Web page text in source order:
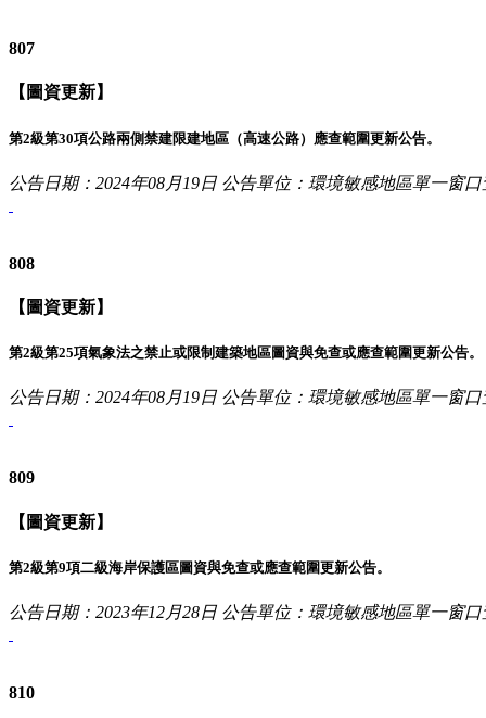
807
【圖資更新】
第2級第30項公路兩側禁建限建地區（高速公路）應查範圍更新公告。
公告日期：2024年08月19日 公告單位：環境敏感地區單一窗
808
【圖資更新】
第2級第25項氣象法之禁止或限制建築地區圖資與免查或應查範圍更新公告。
公告日期：2024年08月19日 公告單位：環境敏感地區單一窗
809
【圖資更新】
第2級第9項二級海岸保護區圖資與免查或應查範圍更新公告。
公告日期：2023年12月28日 公告單位：環境敏感地區單一窗
810